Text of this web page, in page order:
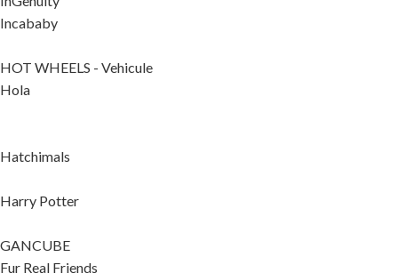
Incababy
HOT WHEELS - Vehicule
Hola
Hatchimals
Harry Potter
GANCUBE
Fur Real Friends